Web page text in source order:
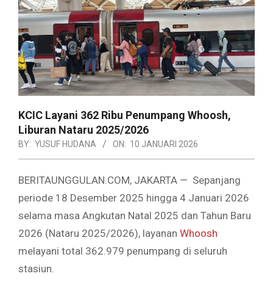
KCIC Layani 362 Ribu Penumpang Whoosh,
Liburan Nataru 2025/2026
BY: YUSUF HUDANA ON: 10 JANUARI 2026
BERITAUNGGULAN.COM, JAKARTA — Sepanjang
periode 18 Desember 2025 hingga 4 Januari 2026
selama masa Angkutan Natal 2025 dan Tahun Baru
2026 (Nataru 2025/2026), layanan Whoosh
melayani total 362.979 penumpang di seluruh
stasiun.